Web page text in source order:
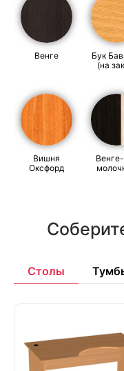
Венге
Бук
(на
Вишня
Оксфорд
Столы